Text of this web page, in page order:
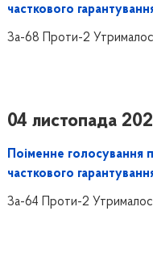
часткового
За-68 Проти-2
04 листопада
Поіменне
часткового
За-64 Проти-2